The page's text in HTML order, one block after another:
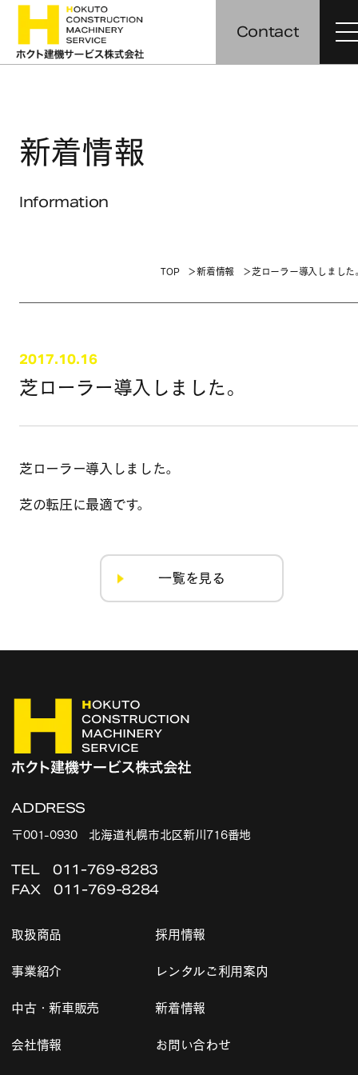
Contact
新着情報
Information
TOP 新着情報 芝ローラー導入しました
2017.10.16
芝ローラー導入しました。
芝ローラー導入しました。
芝の転圧に最適です。
一覧を見る
ADDRESS
〒001-0930 北海道札幌市北区新川716番地
TEL011-769-8283
FAX 011-769-8284
取扱商品
事業紹介
中古・新車販売
会社情報
採用情報
レンタルご利用案内
新着情報
お問い合わせ